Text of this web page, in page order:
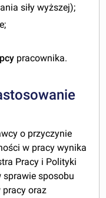
siły wyższej);
pracownika.
o przyczynie
w pracy wynika
Pracy i Polityki
sprawie sposobu
oraz